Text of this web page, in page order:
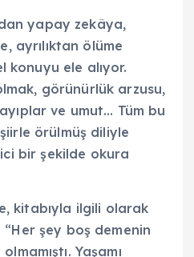
yapay zekâya,
ayrılıktan ölüme
konuyu ele alıyor.
görünürlük arzusu,
ve umut… Tüm bu
örülmüş diliyle
bir şekilde okura
kitabıyla ilgili olarak
şey boş demenin
Yaşamı